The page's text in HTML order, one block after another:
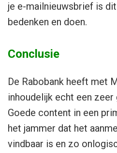
je e-mailnieuwsbrief is
bedenken en doen.
Conclusie
De Rabobank heeft met
inhoudelijk echt een
Goede content in een
het jammer dat het
vindbaar is en zo